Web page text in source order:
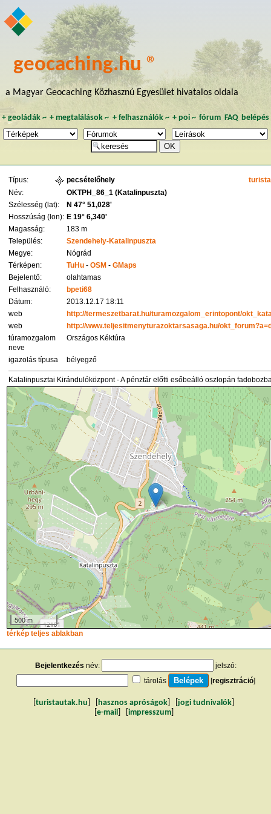
geocaching.hu ®
a Magyar Geocaching Közhasznú Egyesület hivatalos oldala
+ geoládák~ +megtalálások ~ + felhasználók~ + poi~ fórum FAQ belépés
Típus: pecsételőhely
Név:
OKTPH_86_1 (Katalinpuszta)
Szélesség (lat):
N 47° 51,028'
Hosszúság (lon): E 19° 6,340'
Magasság:
183 m
Település:
Szendehely-Katalinpuszta
Megye:
Nógrád
Térképen:
TuHu -OSM -GMaps
Bejelentő:
olahtamas
Felhasználó:
bpeti68
Dátum:
2013.12.17 18:11
web
http://termeszetbarat.hu/turamozgalom_erintopont/
web
http://www.teljesitmenyturazoktarsasaga.hu/
túramozgalom
neve
Országos Kéktúra
igazolás típusa bélyegző
Katalinpusztai Kirándulóközpont - A pénztár előtti esőbeálló oszlopán
500 m
térkép teljes ablakban
Bejelentkezés név:
jelszó:
tárolás
[regisztráció]
turistautak.hu hasznos apróságok jogi tudnivalók
e-mail impresszum]